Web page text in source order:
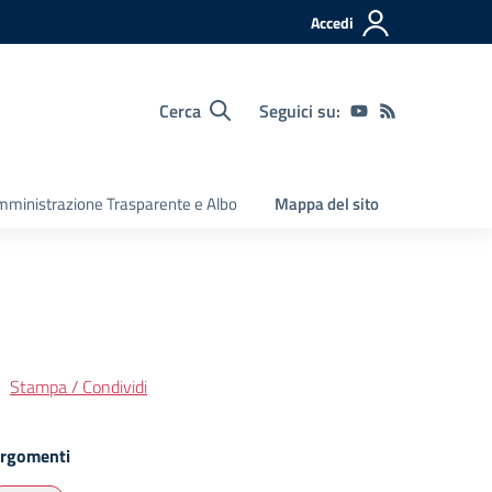
Accedi
Cerca Seguici su:
Trasparente e Albo Mappa del sito
Stampa / Condividi